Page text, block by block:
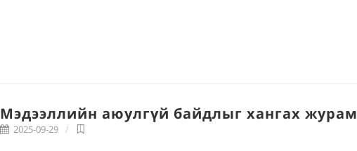
Мэдээллийн аюулгүй байдлыг хангах журам
2025-09-29